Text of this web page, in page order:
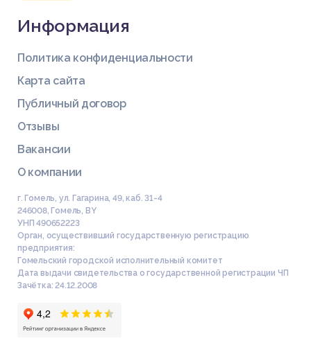
Информация
Политика конфиденциальности
Карта сайта
Публичный договор
Отзывы
Вакансии
О компании
г. Гомель, ул. Гагарина, 49, каб. 31-4
246008, Гомель, BY
УНП 490652223
Орган, осуществивший государственную регистрацию
предприятия:
Гомельский городской исполнительный комитет
Дата выдачи свидетельства о государственной регистрации ЧП
Зачётка: 24.12.2008